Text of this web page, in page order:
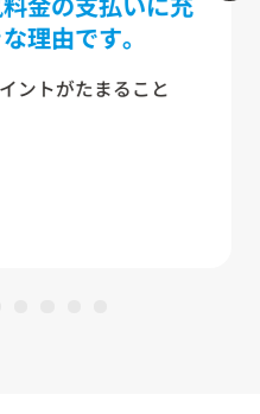
理由です。
ントがたまること